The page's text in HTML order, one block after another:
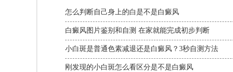
怎么判断自己身上的白是不是白癜风
白癜风图片鉴别和自测 在家就能完成初步判断
小白斑是普通色素减退还是白癜风？3秒自测方法
刚发现的小白斑怎么看区分是不是白癜风